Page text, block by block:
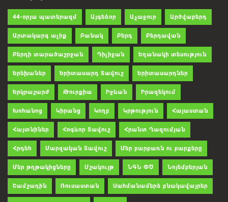
44-օրյա պատերազմ Այգեձոր Աչաջուր Արծվաբերդ
Արտակարգ ալիք Բանակ Բերդ Բերդավան
Բերդի տարածաշրջան Դիլիջան Եղանակի տեսություն
Երեխաներ Երիտասարդ Տավուշ Երիտասարդներ
Երկրաշարժ Թուրքիա Իջևան Իրազեկում
Խոհանոց Կիրանց Կողբ Կրթություն Հայաստան
Հայտնիներ Հոգևոր Տավուշ Հրանտ Ղազումյան
Հրդեհ Մարզական Տավուշ Մեր բարբառն ու բարքերը
Մեր թղթակիցները Մշակույթ ՆԳՆ ՓԾ Նոյեմբերյան
Շամշադին Ռուսաստան Սահմանամերձ բնակավայրեր